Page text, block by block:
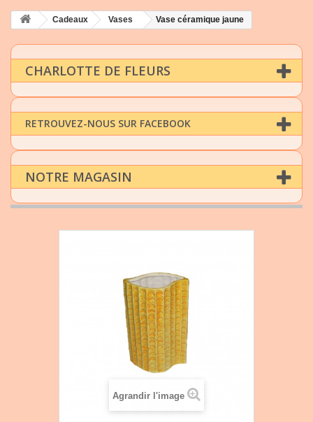
Cadeaux Vases Vase céramique jaune
CHARLOTTE DE FLEURS
RETROUVEZ-NOUS SUR FACEBOOK
NOTRE MAGASIN
Agrandir l'image